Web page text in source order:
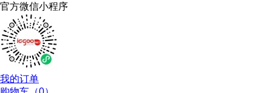
官方微信小程序
我的订单